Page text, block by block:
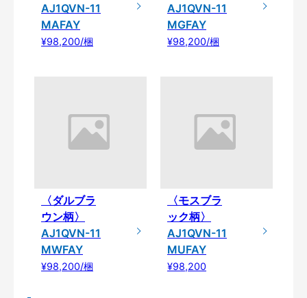
AJ1QVN-11
MAFAY
¥98,200/梱
AJ1QVN-11
MGFAY
¥98,200/梱
〈ダルブラ
ウン柄〉
AJ1QVN-11
MWFAY
¥98,200/梱
〈モスブラ
ック柄〉
AJ1QVN-11
MUFAY
¥98,200